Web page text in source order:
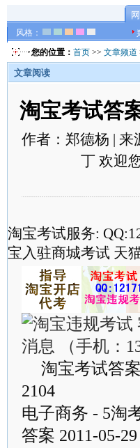
风格：
您的位置： 首页 >> 文章频道
文章阅读
淘宝考试答
作者：郑德杨 |
丁 欢迎
淘宝考试服务:
宝入驻商城考试 天
淘宝考试答
2104
电子商务 - 5淘
答案 2011-05-29